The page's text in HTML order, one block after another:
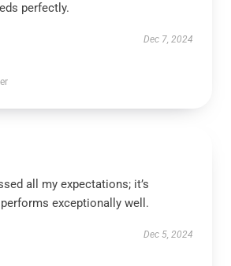
perfectly.
Dec 7, 2024
all my expectations; it’s
exceptionally well.
Dec 5, 2024